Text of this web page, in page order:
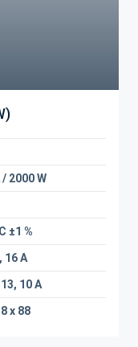
/ 2000 W
±1 %
16 A
10 A
x 88